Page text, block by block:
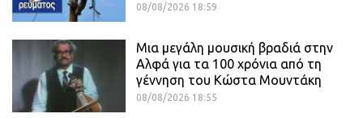
08/08/2026 18:59
Μια μεγάλη μουσική βραδιά στην
Αλφά για τα 100 χρόνια από τη
γέννηση του Κώστα Μουντάκη
08/08/2026 18:55